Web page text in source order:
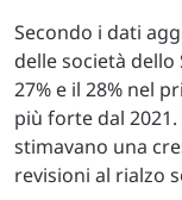
Secondo i dati
delle società dello
27% e il 28% nel
più forte dal
stimavano una
revisioni al rialzo